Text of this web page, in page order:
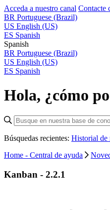
Acceda a nuestro canal Contacte
BR Portuguese (Brazil)
US English (US)
ES Spanish
Spanish
BR Portuguese (Brazil)
US English (US)
ES Spanish
Hola, ¿cómo
Búsquedas recientes: Historial de
Home - Central de ayuda
Kanban - 2.2.1